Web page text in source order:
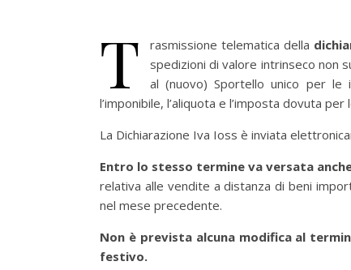
T rasmissione telematica della
spedizioni di valore intrinseco non
al (nuovo) Sportello unico per le
l’imponibile, l’aliquota e l’imposta dovuta
La Dichiarazione Iva Ioss è inviata
Entro lo stesso termine va versata
relativa alle vendite a distanza di beni
nel mese precedente.
Non è prevista alcuna modifica al
festivo.